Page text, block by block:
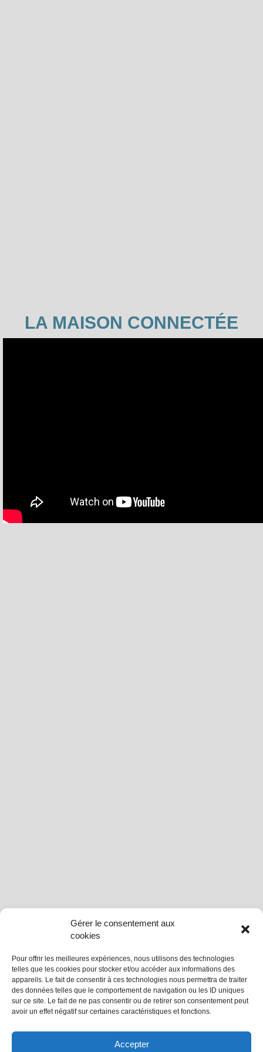
Gérer le consentement aux
cookies
Pour offrir les meilleures expériences, nous utilisons des technologies
telles que les cookies pour stocker et/ou accéder aux informations des
appareils. Le fait de consentir à ces technologies nous permettra de traiter
des données telles que le comportement de navigation ou les ID uniques
sur ce site. Le fait de ne pas consentir ou de retirer son consentement peut
avoir un effet négatif sur certaines caractéristiques et fonctions.
Accepter
LA MAISON CONNECTÉE
Contrôler à distance mon habitat avec
Je pilote à distance via mon Smartphone ou ma
tablette les volets roulants, le chauffage, les
éclairages, l’alarme, le portail de clôture et de
Un retour d’information m’indique que la